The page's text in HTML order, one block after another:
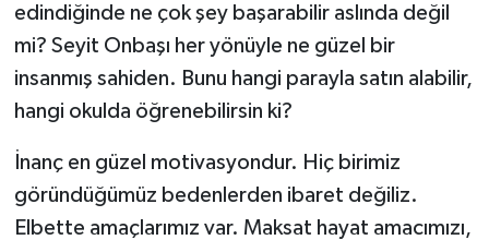
edindiğinde ne çok şey başarabilir aslında değil
mi? Seyit Onbaşı her yönüyle ne güzel bir
insanmış sahiden. Bunu hangi parayla satın alabilir,
hangi okulda öğrenebilirsin ki?
İnanç en güzel motivasyondur. Hiç birimiz
göründüğümüz bedenlerden ibaret değiliz.
Elbette amaçlarımız var. Maksat hayat amacımızı,